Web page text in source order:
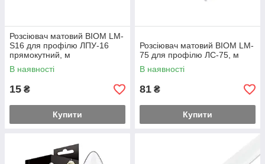
Розсіювач матовий BIOM LM-
S16 для профілю ЛПУ-16
прямокутний, м
В наявності
15 ₴
Купити
Розсіювач матовий BIOM LM-
75 для профілю ЛС-75, м
В наявності
81 ₴
Купити